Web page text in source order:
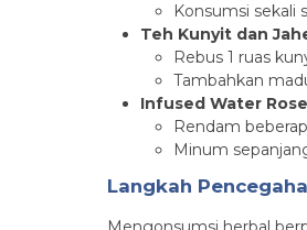
Konsumsi sekali
Teh Kunyit dan
Rebus 1 ruas
Tambahkan
Infused Water
Rendam
Minum
Langkah